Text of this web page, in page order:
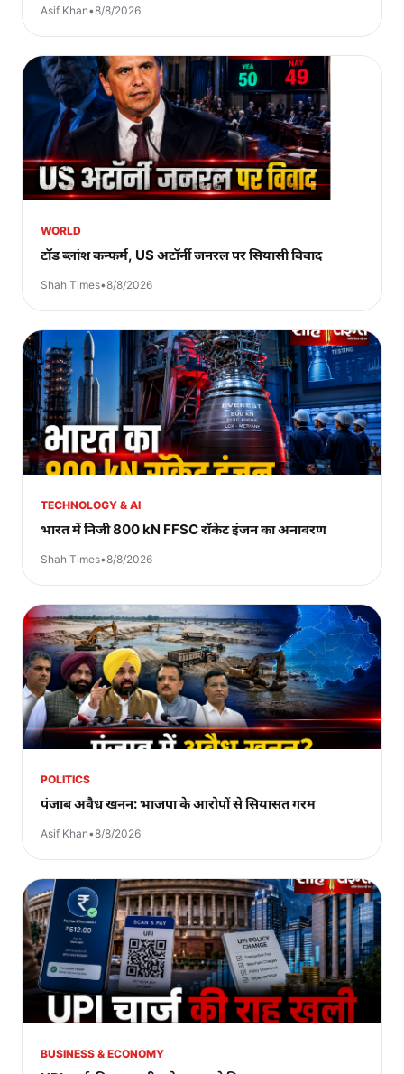
Asif Khan•8/8/2026
WORLD
टॉड ब्लांश कन्फर्म, US अटॉर्नी जनरल पर सियासी विवाद
Shah Times•8/8/2026
TECHNOLOGY & AI
भारत में निजी 800 kN FFSC रॉकेट इंजन का अनावरण
Shah Times•8/8/2026
POLITICS
पंजाब अवैध खनन: भाजपा के आरोपों से सियासत गरम
Asif Khan•8/8/2026
BUSINESS & ECONOMY